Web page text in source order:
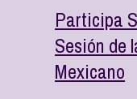
Participa
Sesión de
Mexicano